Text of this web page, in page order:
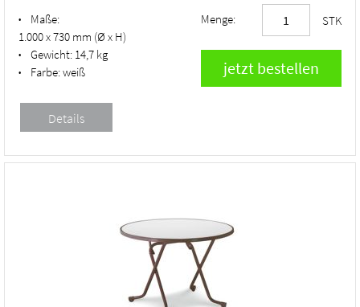
•
Maße:
1.000 x 730 mm (Ø x H)
• Gewicht: 14,7 kg
• Farbe:weiß
Menge: STK